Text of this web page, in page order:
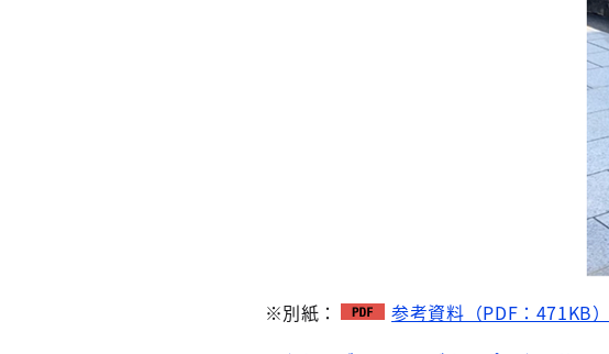
※別紙：
参考資料（PDF：471KB）